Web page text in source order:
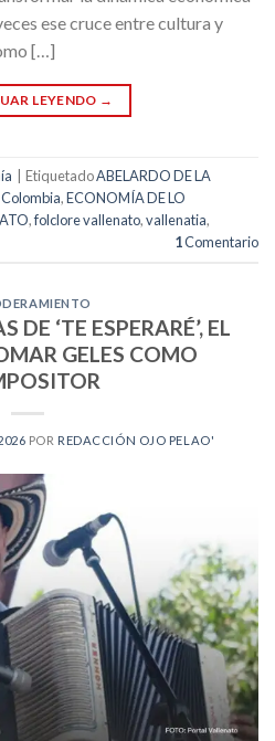
ese cruce entre cultura y
[…]
LEYENDO →
EtiquetadoABELARDO DE LA
Colombia,ECONOMÍA DE LO
,folclore vallenato,vallenatia,
1Comentario
DE ‘TE ESPERARÉ’, EL
GELES COMO
POR REDACCIÓN OJO PELAO'